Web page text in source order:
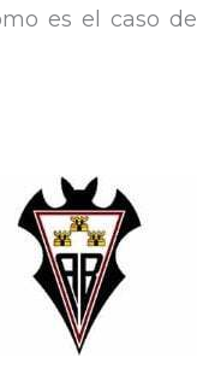
es el caso de